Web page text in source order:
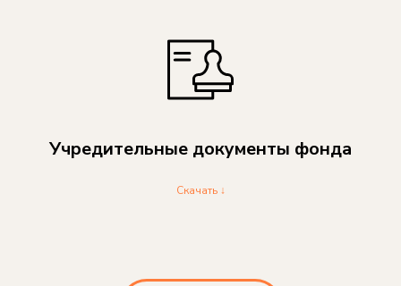
Учредительные документы фонда
Скачать ↓